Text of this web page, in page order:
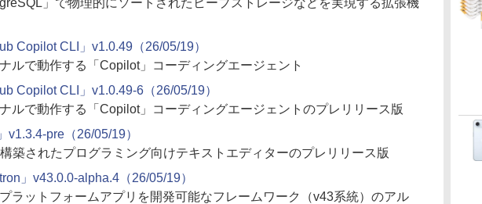
」で物理的にソートされたヒープストレージなどを実現する拡張機
Copilot CLI」v1.0.49（26/05/19）
ルで動作する「Copilot」コーディングエージェント
Copilot CLI」v1.0.49-6（26/05/19）
ルで動作する「Copilot」コーディングエージェントのプレリリース版
v1.3.4-pre（26/05/19）
築されたプログラミング向けテキストエディターのプレリリース版
」v43.0.0-alpha.4（26/05/19）
ラットフォームアプリを開発可能なフレームワーク（v43系統）のアル